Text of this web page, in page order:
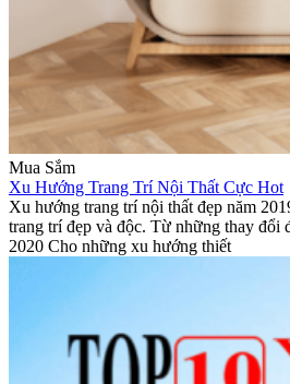
Mua Sắm
Xu Hướng Trang Trí Nội Thất Cực Hot
Xu hướng trang trí nội thất đẹp năm
trang trí đẹp và độc. Từ những thay đổi
2020 Cho những xu hướng thiết